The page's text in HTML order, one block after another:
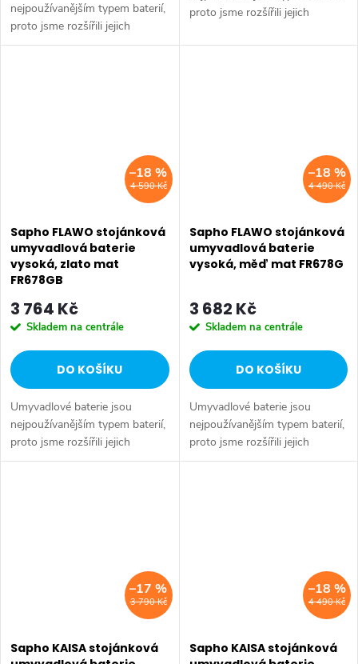
nejpoužívanějším typem baterií,
proto jsme rozšířili jejich
nabídku. Lze je kombinovat s
proto jsme rozšířili jejich
termostatickými bateriemi do
4 590 Kč
–18 %
Sapho FLAWO stojánková
umyvadlová baterie
vysoká, zlato mat
FR678GB
3 764 Kč
Skladem na centrále
DO KOŠÍKU
Umyvadlové baterie jsou
nejpoužívanějším typem baterií,
proto jsme rozšířili jejich
nabídku. Lze je kombinovat s
4 490 Kč
–18 %
Sapho FLAWO stojánková
umyvadlová baterie
vysoká, měď mat FR678G
3 682 Kč
Skladem na centrále
DO KOŠÍKU
Umyvadlové baterie jsou
nejpoužívanějším typem baterií,
proto jsme rozšířili jejich
nabídku. Lze je kombinovat s
3 790 Kč
–17 %
Sapho KAISA stojánková
4 490 Kč
–18 %
Sapho KAISA stojánková